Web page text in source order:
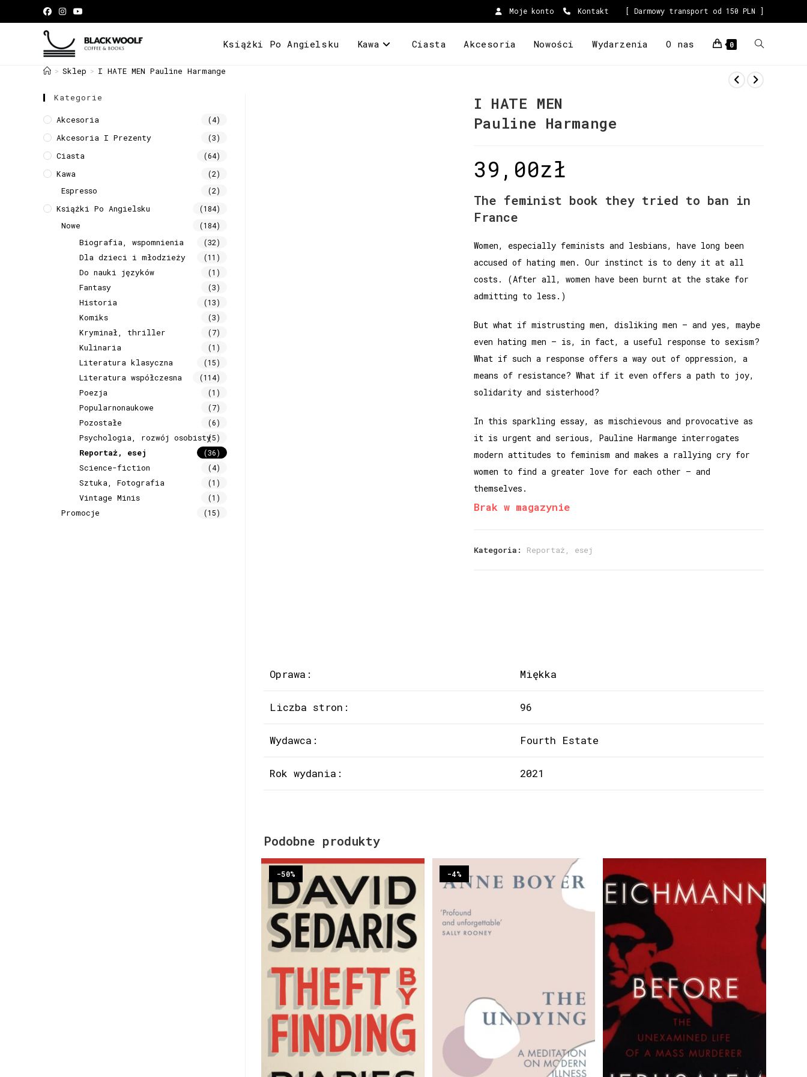
Moje konto Kontakt [ Darmowy transport od 150 PLN ]
Książki Po Angielsku Kawa Ciasta Akcesoria Nowości Wydarzenia O nas 0
> Sklep > I HATE MEN Pauline Harmange
I HATE MEN
Pauline Harmange
39,00zł
The feminist book they tried to ban in
France
Women, especially feminists and lesbians, have long been
accused of hating men. Our instinct is to deny it at all
costs. (After all, women have been burnt at the stake for
admitting to less.)
But what if mistrusting men, disliking men – and yes, maybe
even hating men – is, in fact, a useful response to sexism?
What if such a response offers a way out of oppression, a
means of resistance? What if it even offers a path to joy,
solidarity and sisterhood?
In this sparkling essay, as mischievous and provocative as
it is urgent and serious, Pauline Harmange interrogates
modern attitudes to feminism and makes a rallying cry for
women to find a greater love for each other – and
themselves.
Brak w magazynie
Kategoria: Reportaż, esej
Oprawa: Miękka
Liczba stron: 96
Wydawca: Fourth Estate
Rok wydania: 2021
Podobne produkty
-50% -4%
Kategorie
Akcesoria (4)
Akcesoria I Prezenty (3)
Ciasta (64)
Kawa (2)
Espresso (2)
Książki Po Angielsku (184)
Nowe (184)
Biografia, wspomnienia (32)
Dla dzieci i młodzieży (11)
Do nauki języków (1)
Fantasy (3)
Historia (13)
Komiks (3)
Kryminał, thriller (7)
Kulinaria (1)
Literatura klasyczna (15)
Literatura współczesna (114)
Poezja (1)
Popularnonaukowe (7)
Pozostałe (6)
Psychologia, rozwój osobisty(5)
Reportaż, esej (36)
Science-fiction (4)
Sztuka, Fotografia (1)
Vintage Minis (1)
Promocje (15)